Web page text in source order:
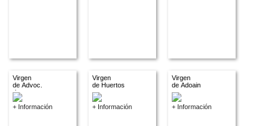
Virgen
de Advoc.
descon.
+ Información
Virgen
de Huertos
+ Información
Virgen
de Adoain
+ Información